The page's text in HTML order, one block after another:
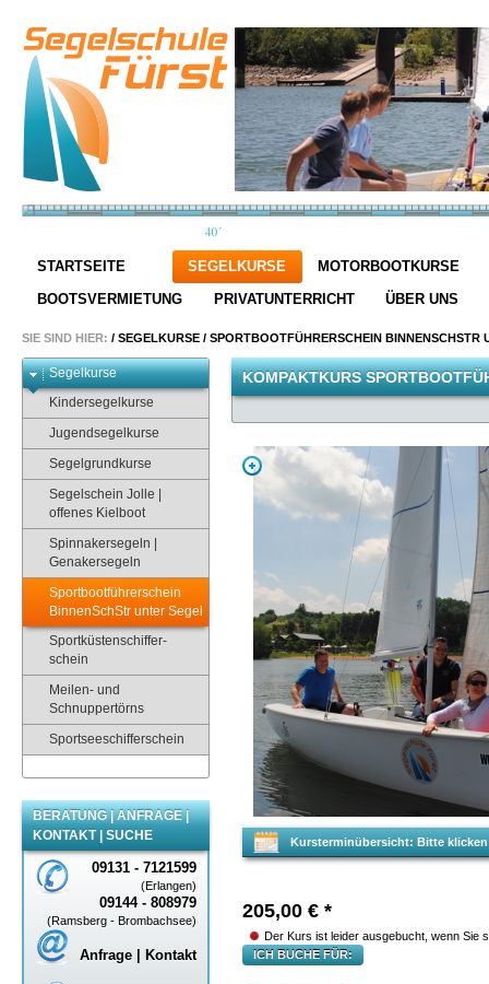
STARTSEITE SEGELKURSE MOTORBOOTKURSE
BOOTSVERMIETUNG PRIVATUNTERRICHT ÜBER UNS
SIE SIND HIER: / SEGELKURSE / SPORTBOOTFÜHRERSCHEIN BINNENSCHSTR
Segelkurse
Kindersegelkurse
Jugendsegelkurse
Segelgrundkurse
Segelschein Jolle |
offenes Kielboot
Spinnakersegeln |
Genakersegeln
Sportbootführerschein
BinnenSchStr unter Segel
Sportküstenschiffer-
schein
Meilen- und
Schnuppertörns
Sportseeschifferschein
BERATUNG | ANFRAGE |
KONTAKT | SUCHE
09131 - 7121599
(Erlangen)
09144 - 808979
(Ramsberg - Brombachsee)
Anfrage | Kontakt
KOMPAKTKURS
Kursterminübersicht: Bitte
205,00 € *
Der Kurs ist leider ausgebucht, wenn Sie
ICH BUCHE FÜR: